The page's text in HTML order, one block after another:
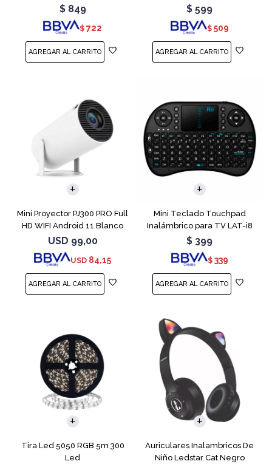
RGB
$ 849
$ 722
$ 599
$ 509
Mini Proyector PJ300 PRO Full
HD WIFI Android 11 Blanco
USD 99,00
USD 84,15
Mini Teclado Touchpad
Inalámbrico para TV LAT-i8
$ 399
$ 339
Tira Led 5050 RGB 5m 300
Led
Auriculares Inalambricos De
Niño Ledstar Cat Negro